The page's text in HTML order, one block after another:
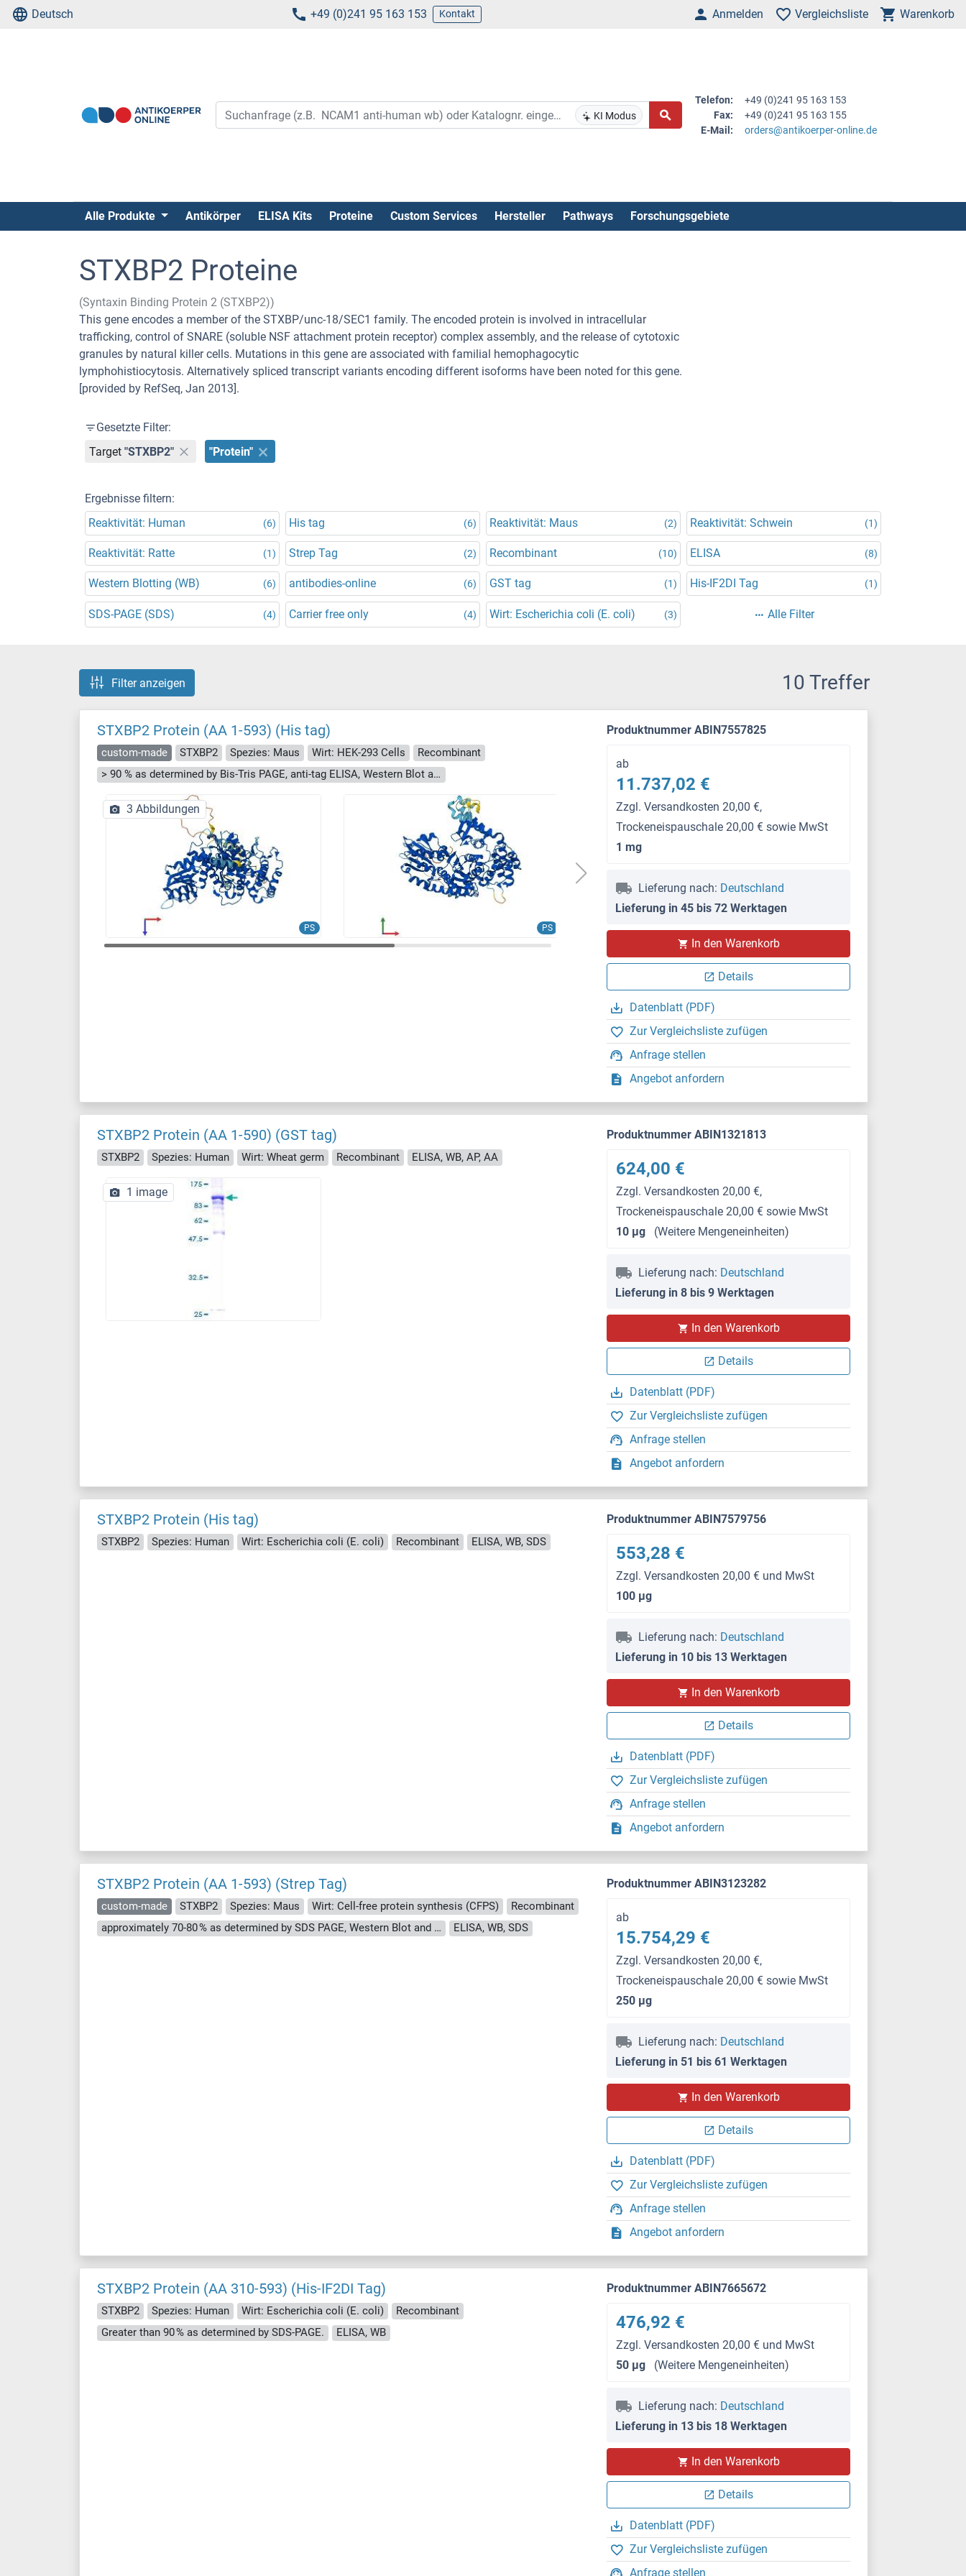
Deutsch +49 (0)241 95 163 153 Kontakt Anmelden Vergleichsliste Warenkorb
KI Modus
Telefon:
+49 (0)241 95 163 153
Fax:
+49 (0)241 95 163 155
E-Mail:
orders@antikoerper-online.de
Alle Produkte Antikörper ELISA Kits Proteine Custom Services Hersteller Pathways Forschungsgebiete
STXBP2 Proteine
(Syntaxin Binding Protein 2 (STXBP2))
This gene encodes a member of the STXBP/unc-18/SEC1 family. The encoded protein is involved in intracellular
trafficking, control of SNARE (soluble NSF attachment protein receptor) complex assembly, and the release of cytotoxic
granules by natural killer cells. Mutations in this gene are associated with familial hemophagocytic
lymphohistiocytosis. Alternatively spliced transcript variants encoding different isoforms have been noted for this gene.
[provided by RefSeq, Jan 2013].
Gesetzte Filter:
Target "STXBP2" "Protein"
Ergebnisse filtern:
Reaktivität: Human
(6) His tag (6) Reaktivität: Maus (2) Reaktivität: Schwein (1)
Reaktivität: Ratte (1) Strep Tag (2) Recombinant (10) ELISA (8)
Western Blotting (WB) (6) antibodies-online (6) GST tag (1) His-IF2DI Tag (1)
SDS-PAGE (SDS) (4) Carrier free only (4) Wirt: Escherichia coli (E. coli) (3) Alle Filter
Filter anzeigen 10 Treffer
STXBP2 Protein (AA 1-593) (His tag)
custom-made STXBP2 Spezies: Maus Wirt: HEK-293 Cells
Recombinant
> 90 % as determined by Bis-Tris PAGE, anti-tag ELISA, Western Blot and analytical SEC (HPLC)
PS PS
3 Abbildungen
Produktnummer ABIN7557825
ab
11.737,02 €
Zzgl. Versandkosten 20,00 €,
Trockeneispauschale 20,00 € sowie MwSt
1 mg
Lieferung nach: Deutschland
Lieferung in 45 bis 72 Werktagen
In den Warenkorb
Details
Datenblatt (PDF)
Zur Vergleichsliste zufügen
Anfrage stellen
Angebot anfordern
STXBP2 Protein (AA 1-590) (GST tag)
STXBP2 Spezies: Human Wirt: Wheat germ Recombinant ELISA, WB, AP, AA
1 image
Produktnummer ABIN1321813
624,00 €
Zzgl. Versandkosten 20,00 €,
Trockeneispauschale 20,00 € sowie MwSt
10 μg
(Weitere Mengeneinheiten)
Lieferung nach: Deutschland
Lieferung in 8 bis 9 Werktagen
In den Warenkorb
Details
Datenblatt (PDF)
Zur Vergleichsliste zufügen
Anfrage stellen
Angebot anfordern
STXBP2 Protein (His tag)
STXBP2 Spezies: Human Wirt: Escherichia coli (E. coli) Recombinant ELISA, WB, SDS
Produktnummer ABIN7579756
553,28 €
Zzgl. Versandkosten 20,00 € und MwSt
100 μg
Lieferung nach: Deutschland
Lieferung in 10 bis 13 Werktagen
In den Warenkorb
Details
Datenblatt (PDF)
Zur Vergleichsliste zufügen
Anfrage stellen
Angebot anfordern
STXBP2 Protein (AA 1-593) (Strep Tag)
custom-made STXBP2 Spezies: Maus Wirt: Cell-free protein synthesis (CFPS)
Recombinant
approximately 70-80 % as determined by SDS PAGE, Western Blot and analytical SEC (HPLC).
ELISA, WB, SDS
Produktnummer ABIN3123282
ab
15.754,29 €
Zzgl. Versandkosten 20,00 €,
Trockeneispauschale 20,00 € sowie MwSt
250 μg
Lieferung nach: Deutschland
Lieferung in 51 bis 61 Werktagen
In den Warenkorb
Details
Datenblatt (PDF)
Zur Vergleichsliste zufügen
Anfrage stellen
Angebot anfordern
STXBP2 Protein (AA 310-593) (His-IF2DI Tag)
STXBP2 Spezies: Human Wirt: Escherichia coli (E. coli)
Recombinant
Greater than 90 % as determined by SDS-PAGE.
ELISA, WB
Produktnummer ABIN7665672
476,92 €
Zzgl. Versandkosten 20,00 € und MwSt
50 μg
(Weitere Mengeneinheiten)
Lieferung nach: Deutschland
Lieferung in 13 bis 18 Werktagen
In den Warenkorb
Details
Datenblatt (PDF)
Zur Vergleichsliste zufügen
Anfrage stellen